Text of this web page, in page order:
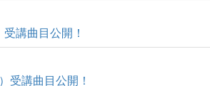
講曲目公開！
受講曲目公開！